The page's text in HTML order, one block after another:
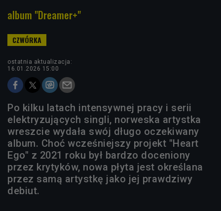
album "Dreamer+"
ostatnia aktualizacja:
16.01.2026 15:00
Po kilku latach intensywnej pracy i serii
elektryzujących singli, norweska artystka
wreszcie wydała swój długo oczekiwany
album. Choć wcześniejszy projekt "Heart
Ego" z 2021 roku był bardzo doceniony
przez krytyków, nowa płyta jest określana
przez samą artystkę jako jej prawdziwy
debiut.